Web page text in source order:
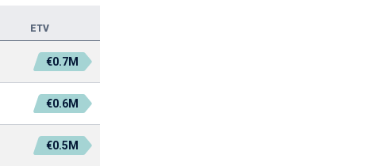
ETV
€0.7M
€0.6M
€0.5M